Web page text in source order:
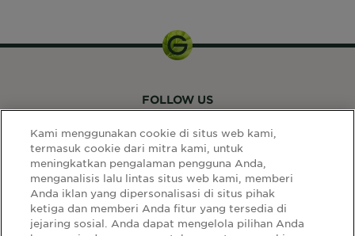
LINK SITUS
FOLLOW US
Kami menggunakan cookie di situs web kami,
termasuk cookie dari mitra kami, untuk
meningkatkan pengalaman pengguna Anda,
menganalisis lalu lintas situs web kami, memberi
Anda iklan yang dipersonalisasi di situs pihak
ketiga dan memberi Anda fitur yang tersedia di
jejaring sosial. Anda dapat mengelola pilihan Anda